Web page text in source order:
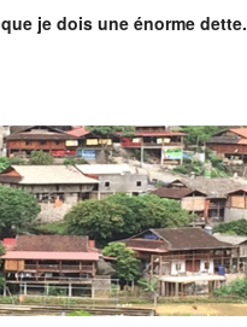
je dois une énorme dette.